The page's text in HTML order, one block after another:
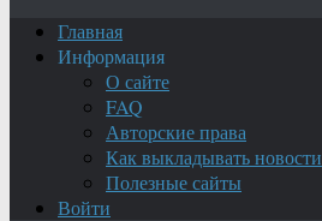
Главная
Информация
О сайте
FAQ
Авторские права
Как выкладывать новости
Полезные сайты
Войти